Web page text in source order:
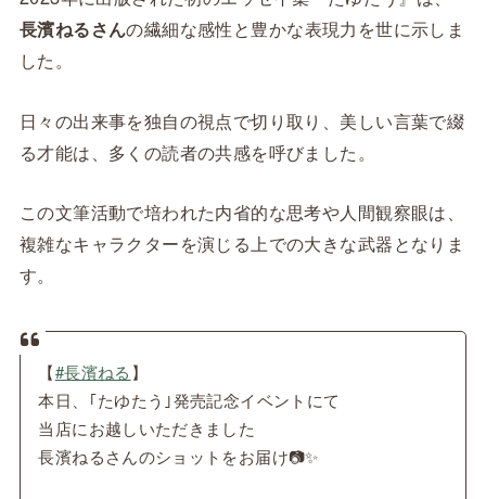
長濱ねるさんの繊細な感性と豊かな表現力を世に示しま
した。
日々の出来事を独自の視点で切り取り、美しい言葉で綴
る才能は、多くの読者の共感を呼びました。
この文筆活動で培われた内省的な思考や人間観察眼は、
複雑なキャラクターを演じる上での大きな武器となりま
す。
【#長濱ねる 】
本日、｢たゆたう｣発売記念イベントにて
当店にお越しいただきました
長濱ねるさんのショットをお届け📷✨